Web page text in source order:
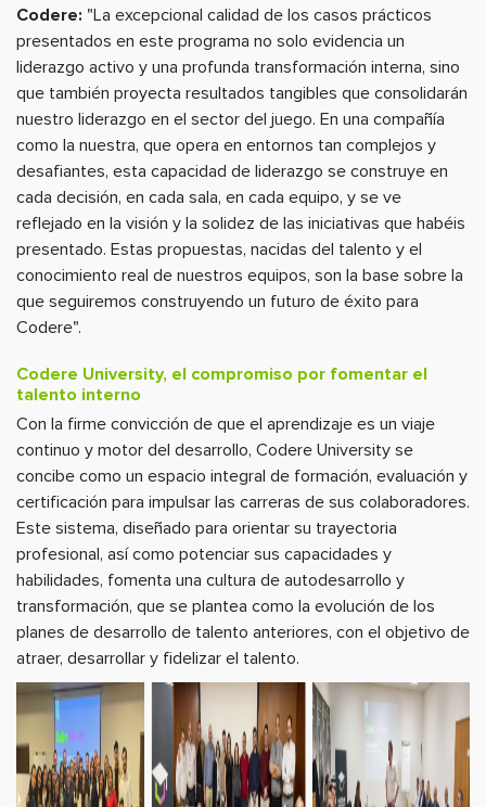
Codere: "La excepcional calidad de los casos prácticos
presentados en este programa no solo evidencia un
liderazgo activo y una profunda transformación interna, sino
que también proyecta resultados tangibles que consolidarán
nuestro liderazgo en el sector del juego. En una compañía
como la nuestra, que opera en entornos tan complejos y
desafiantes, esta capacidad de liderazgo se construye en
cada decisión, en cada sala, en cada equipo, y se ve
reflejado en la visión y la solidez de las iniciativas que habéis
presentado. Estas propuestas, nacidas del talento y el
conocimiento real de nuestros equipos, son la base sobre la
que seguiremos construyendo un futuro de éxito para
Codere".
Codere University, el compromiso por fomentar el
talento interno
Con la firme convicción de que el aprendizaje es un viaje
continuo y motor del desarrollo, Codere University se
concibe como un espacio integral de formación, evaluación y
certificación para impulsar las carreras de sus colaboradores.
Este sistema, diseñado para orientar su trayectoria
profesional, así como potenciar sus capacidades y
habilidades, fomenta una cultura de autodesarrollo y
transformación, que se plantea como la evolución de los
planes de desarrollo de talento anteriores, con el objetivo de
atraer, desarrollar y fidelizar el talento.